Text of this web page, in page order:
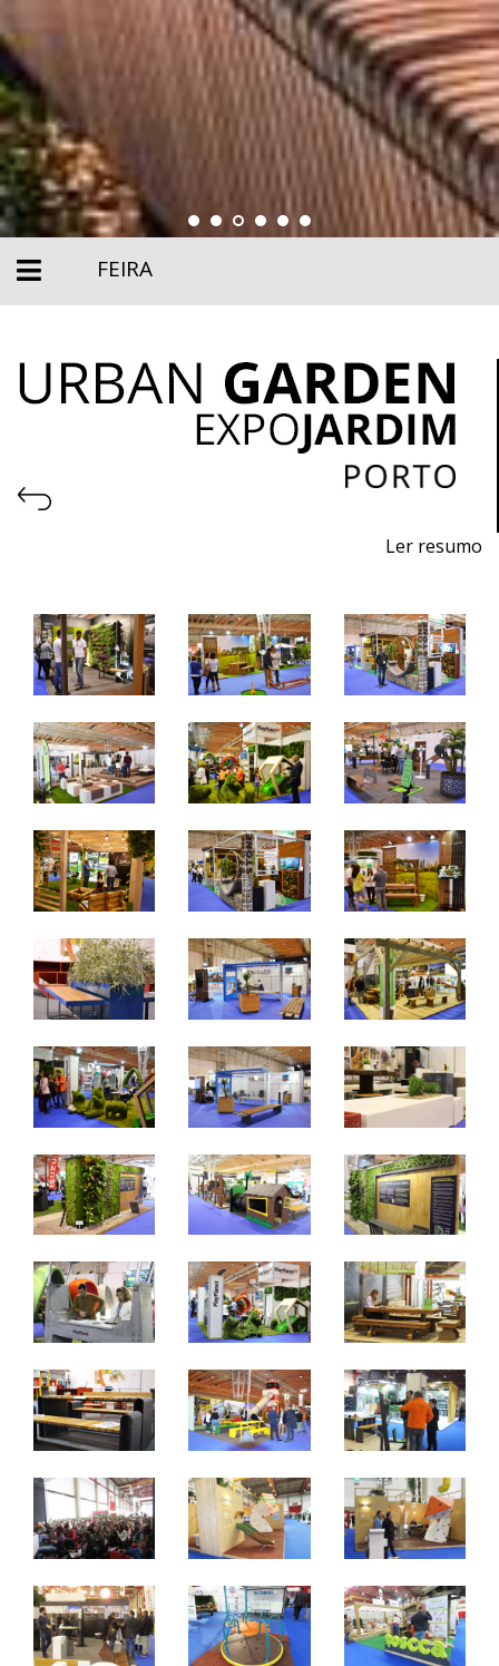
FEIRA
Ler resumo
Serviços para Jardins
De 27 a 29 de março de 2025 - EXPONOR, Matosinhos,
Porto
De quinta a sábado, 10h às 19h
Não é permitida a entrada a menores de 12 anos